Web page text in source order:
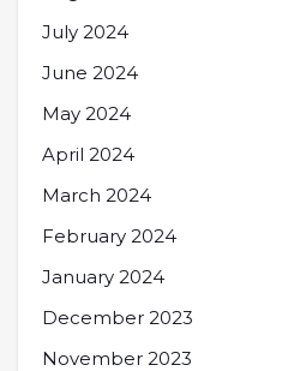
July 2024
June 2024
May 2024
April 2024
March 2024
February 2024
January 2024
December 2023
November 2023